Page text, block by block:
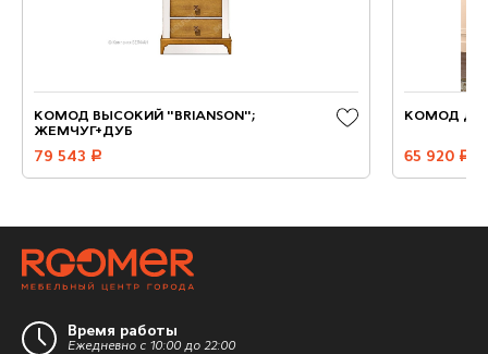
КОМОД ВЫСОКИЙ "BRIANSON";
ЖЕМЧУГ+ДУБ
79 543 руб.
КОМОД
65 920 руб.
Время работы
Ежедневно с 10:00 до 22:00